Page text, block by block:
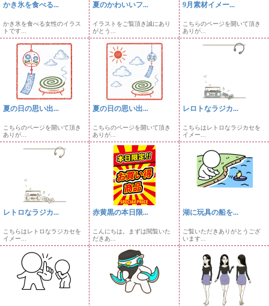
かき氷を食べる...
かき氷を食べる女性のイラス
トです...
夏のかわいいフ...
イラストをご覧頂き誠にあり
がとう...
9月素材イメー...
こちらのページを開いて頂き
ありが...
夏の日の思い出...
こちらのページを開いて頂き
ありが...
夏の日の思い出...
こちらのページを開いて頂き
ありが...
レロトなラジカ...
こちらはレトロなラジカセを
イメー...
レトロなラジカ...
こちらはレトロなラジカセを
イメー...
赤黄黒の本日限...
こんにちは。まずは閲覧いた
だきあ...
湖に玩具の船を...
ご覧いただきありがとうござ
います...